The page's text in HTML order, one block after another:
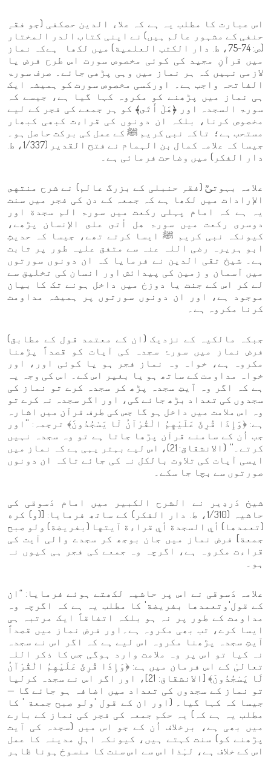
اس عبارت کا مطلب یہ ہے کہ علاء الدین حصکفی (جو فقہِ
حنفی کے مشہور عالم ہیں) نے اپنی کتاب الدر المختار
(ص: 74-75، ط. دار الكتب العلمية) میں لکھا ہےکہ نماز
میں قرآنِ مجید کی کوئی مخصوص سورت اس طرح فرض یا
لازمی نہیں کہ ہر نماز میں وہی پڑھی جائے۔ صرف سورۃ
الفاتحہ واجب ہے۔ اورکسی مخصوص سورت کو ہمیشہ ایک
ہی نماز میں پڑھنے کو مکروہ کہا گیا ہے، جیسے کہ
سورۃ السجدہ اور ﴿هَلْ أَتَى﴾ کو ہر جمعے کی فجر کے لیے
مخصوص کرنا، بلکہ ان دونوں کی قراءت کبھی کبھار
مستحب ہے؛ تاکہ نبی کریم ﷺ کے عمل کی برکت حاصل ہو۔
جیسا کہ علامہ کمال بن الہمام نے فتح القدیر (1/337، ط.
دار الفكر) میں وضاحت فرمائی ہے۔
علامہ بہوتیؒ (فقہِ حنبلی کے بزرگ عالم) نے شرح منتهى
الإرادات میں لکھا ہے کہ جمعہ کے دن کی فجر میں سنت
یہ ہے کہ امام پہلی رکعت میں سورۃ الم سجدة اور
دوسری رکعت میں سورۃ هل أتى على الإنسان پڑھے،
کیونکہ نبی کریم ﷺ ایسا کرتے تھے، جیسا کہ حدیثِ
ابو ہریرہ رضی اللہ عنہ سے متفق علیہ طور پر ثابت
ہے۔ شیخ تقی الدین نے فرمایا کہ ان دونوں سورتوں
میں آسمان و زمین کی پیدائش اور انسان کی تخلیق سے
لے کر اس کے جنت یا دوزخ میں داخل ہونے تک کا بیان
موجود ہے، اور ان دونوں سورتوں پر ہمیشہ مداومت
کرنا مکروہ ہے۔
جبکہ مالکیہ کے نزدیک (ان کے معتمد قول کے مطابق)
فرض نماز میں سورۂ سجدہ کی آیات کو قصداً پڑھنا
مکروہ ہے، خواہ وہ نماز فجر ہو یا کوئی اور، اور
خواہ مداومت کے ساتھ ہو یا بغیر اس کے۔ اس کی وجہ یہ
ہے کہ اگر وہ آیتِ سجدہ پڑھ کر سجدہ کرے تو نماز کی
سجدوں کی تعداد بڑھ جائے گی، اور اگر سجدہ نہ کرے تو
وہ اس ملامت میں داخل ہو گا جس کی طرف قرآن میں اشارہ
ہے: ﴿وَإِذَا قُرِئَ عَلَيْهِمُ الْقُرْآنُ لَا يَسْجُدُونَ﴾ ترجمہ: ''اور
جب اُن کے سامنے قرآن پڑھا جاتا ہے تو وہ سجدہ نہیں
کرتے۔'' (الانشقاق: 21)، اس لیے بہتر یہی ہے کہ نماز میں
ایسی آیات کی تلاوت بالکل نہ کی جائے تاکہ ان دونوں
صورتوں سے بچا جا سکے۔
شیخ دَردِير نے الشرح الكبير میں امام دَسوقی کی
حاشیہ (1/310، ط. دار الفكر) کے ساتھ فرمایا: [(و) كره
(تعمدها) أي السجدة أي قراءة آيتها (بفريضة) ولو صبح
جمعة] فرض نماز میں جان بوجھ کر سجدے والی آیت کی
قراءت مکروہ ہے، اگرچہ وہ جمعے کی فجر ہی کیوں نہ
ہو۔
علامہ دَسوقی نے اس پر حاشیہ لکھتے ہوئے فرمایا: “ان
کے قول'وتعمدها بفريضة' کا مطلب یہ ہے کہ اگرچہ وہ
مداومت کے طور پر نہ ہو بلکہ اتفاقاً ایک مرتبہ ہی
ایسا کرے، تب بھی مکروہ ہے۔اور فرض نماز میں قصداً
آیتِ سجدہ پڑھنا مکروہ اس لیے ہے کہ اگر اس نے سجدہ
نہ کیا تو اس پر وہ ملامت وارد ہوگی جس کا ذکر اللہ
تعالیٰ کے اس فرمان میں ہے: ﴿وَإِذَا قُرِئَ عَلَيْهِمُ الْقُرْآنُ
لَا يَسْجُدُونَ﴾ [الانشقاق: 21]، اور اگر اس نے سجدہ کرلیا
تو نماز کے سجدوں کی تعداد میں اضافہ ہو جائے گا —
جیسا کہ کہا گیا۔ (اور ان کے قول 'ولو صبح جمعة ' کا
مطلب یہ ہے کہ) یہ حکم جمعہ کی فجر کی نماز کے بارے
میں بھی ہے، برخلاف اُن کے جو اس میں (سجدہ کی آیت
پڑھنے کو) سنت کہتے ہیں، کیونکہ اہلِ مدینہ کا عمل
اس کے خلاف ہے، لہٰذا اس سے اس سنت کا منسوخ ہونا ظاہر